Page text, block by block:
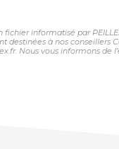
informatisé par
destinées à nos
Nous vous informons